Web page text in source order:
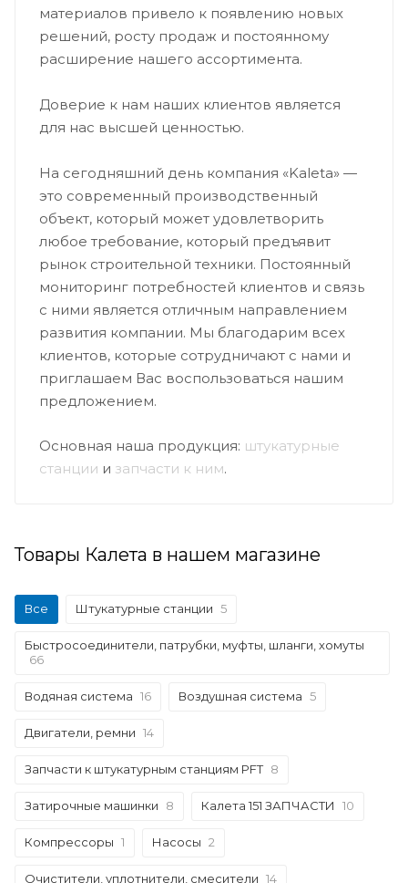
материалов привело к появлению новых
решений, росту продаж и постоянному
расширение нашего ассортимента.
Доверие к нам наших клиентов является
для нас высшей ценностью.
На сегодняшний день компания «Kaleta» —
это современный производственный
объект, который может удовлетворить
любое требование, который предъявит
рынок строительной техники. Постоянный
мониторинг потребностей клиентов и связь
с ними является отличным направлением
развития компании. Мы благодарим всех
клиентов, которые сотрудничают с нами и
приглашаем Вас воспользоваться нашим
предложением.
Основная наша продукция: штукатурные
станции и запчасти к ним.
Товары Калета в нашем магазине
Все Штукатурные станции 5
Быстросоединители, патрубки, муфты, шланги, хомуты
66
Водяная система 16 Воздушная система 5
Двигатели, ремни 14
Запчасти к штукатурным станциям PFT 8
Затирочные машинки 8 Калета 151 ЗАПЧАСТИ 10
Компрессоры 1 Насосы 2
Очистители, уплотнители, смесители 14